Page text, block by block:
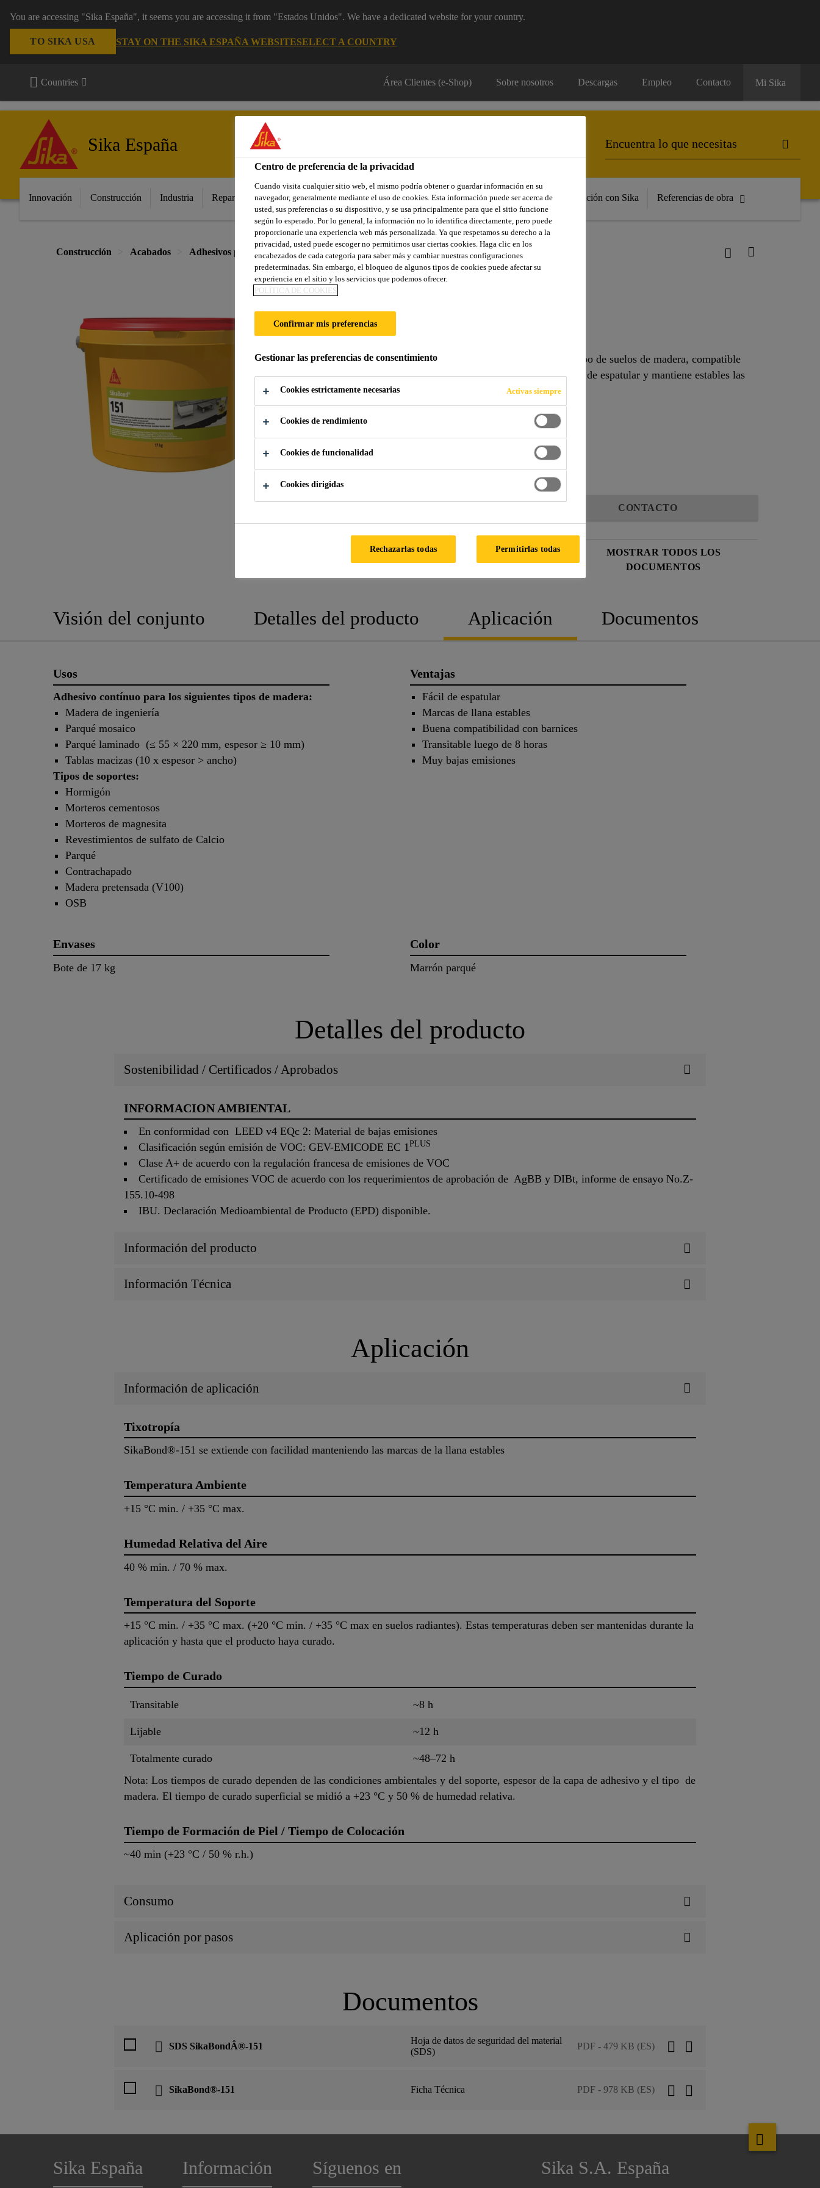
You are accessing "Sika España", it seems you are accessing it from "Estados Unidos". We have a dedicated website for your country.
TO SIKA USA STAY ON THE SIKA ESPAÑA WEBSITESELECT A COUNTRY
Countries Área Clientes (e-Shop) Sobre nosotros Descargas Empleo Contacto Mi Sika
Sika España
Innovación Construcción Industria Repara tu casa Localiza tu tienda Noticias Prescripción Sostenibilidad Formación con Sika Referencias de obra
Construcción Acabados Adhesivos para construcción Pegado elástico SikaBond®-151
SikaBond®-151
Adhesivo elástico para pavimentos de madera
SikaBond®-151 es un adhesivo monocomponente para todo tipo de suelos de madera, compatible
con los pavimentos más comunes. El adhesivo elástico es fácil de espatular y mantiene estables las
marcas de la llana.
Fácil de espatular
Marcas de llana estables
Buena compatibilidad con barnices
CONTACTO
FICHA
FICHA DE
MOSTRAR TODOS LOS
DOCUMENTOS
Visión del conjunto Detalles del producto Aplicación Documentos
Usos
Adhesivo contínuo para los siguientes tipos de madera:
Madera de ingeniería
Parqué mosaico
Parqué laminado (≤ 55 × 220 mm, espesor ≥ 10 mm)
Tablas macizas (10 x espesor > ancho)
Tipos de soportes:
Hormigón
Morteros cementosos
Morteros de magnesita
Revestimientos de sulfato de Calcio
Parqué
Contrachapado
Madera pretensada (V100)
OSB
Ventajas
Fácil de espatular
Marcas de llana estables
Buena compatibilidad con barnices
Transitable luego de 8 horas
Muy bajas emisiones
Envases
Bote de 17 kg
Color
Marrón parqué
Detalles del producto
Sostenibilidad / Certificados / Aprobados
INFORMACION AMBIENTAL
En conformidad con LEED v4 EQc 2: Material de bajas emisiones
Clasificación según emisión de VOC: GEV-EMICODE EC 1PLUS
Clase A+ de acuerdo con la regulación francesa de emisiones de VOC
Certificado de emisiones VOC de acuerdo con los requerimientos de aprobación de AgBB y DIBt, informe de ensayo No.Z-
155.10-498
IBU. Declaración Medioambiental de Producto (EPD) disponible.
Información del producto
Información Técnica
Aplicación
Información de aplicación
Tixotropía
SikaBond®-151 se extiende con facilidad manteniendo las marcas de la llana estables
Temperatura Ambiente
+15 °C min. / +35 °C max.
Humedad Relativa del Aire
40 % min. / 70 % max.
Temperatura del Soporte
+15 °C min. / +35 °C max. (+20 °C min. / +35 °C max en suelos radiantes). Estas temperaturas deben ser mantenidas durante la
aplicación y hasta que el producto haya curado.
Tiempo de Curado
Transitable ~8 h
Lijable ~12 h
Totalmente curado
~48–72 h
Nota: Los tiempos de curado dependen de las condiciones ambientales y del soporte, espesor de la capa de adhesivo y el tipo de
madera. El tiempo de curado superficial se midió a +23 °C y 50 % de humedad relativa.
Tiempo de Formación de Piel / Tiempo de Colocación
~40 min (+23 °C / 50 % r.h.)
Consumo
Aplicación por pasos
Documentos
SDS SikaBondÂ®-151
Hoja de datos de seguridad del material
(SDS)
PDF - 479 KB (ES)
SikaBond®-151 Ficha Técnica PDF - 978 KB (ES)
Sika España Información Síguenos en Sika S.A. España
Centro de preferencia de la privacidad
Cuando visita cualquier sitio web, el mismo podría obtener o guardar información en su
navegador, generalmente mediante el uso de cookies. Esta información puede ser acerca de
usted, sus preferencias o su dispositivo, y se usa principalmente para que el sitio funcione
según lo esperado. Por lo general, la información no lo identifica directamente, pero puede
proporcionarle una experiencia web más personalizada. Ya que respetamos su derecho a la
privacidad, usted puede escoger no permitirnos usar ciertas cookies. Haga clic en los
encabezados de cada categoría para saber más y cambiar nuestras configuraciones
predeterminadas. Sin embargo, el bloqueo de algunos tipos de cookies puede afectar su
experiencia en el sitio y los servicios que podemos ofrecer.
POLÍTICA DE COOKIES
Confirmar mis preferencias
Gestionar las preferencias de consentimiento
Cookies estrictamente necesarias Activas siempre
Cookies de rendimiento
Cookies de funcionalidad
Cookies dirigidas
Rechazarlas todas Permitirlas todas